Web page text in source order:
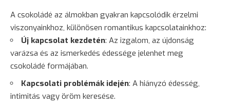
A csokoládé az álmokban gyakran kapcsolódik érzelmi
viszonyainkhoz, különösen romantikus kapcsolatainkhoz:
Új kapcsolat kezdetén: Az izgalom, az újdonság
varázsa és az ismerkedés édessége jelenhet meg
csokoládé formájában.
Kapcsolati problémák idején: A hiányzó édesség,
intimitás vagy öröm keresése.